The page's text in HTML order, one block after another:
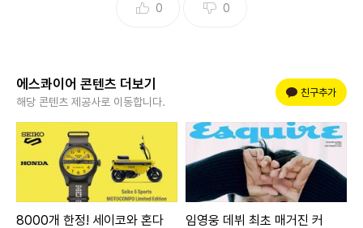
0 0
에스콰이어 콘텐츠 더보기
해당 콘텐츠 제공사로 이동합니다.
친구추가
8000개 한정! 세이코와 혼다
임영웅 데뷔 최초 매거진 커